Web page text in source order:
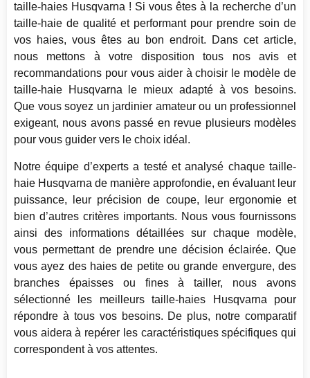
taille-haies Husqvarna ! Si vous êtes à la recherche d’un
taille-haie de qualité et performant pour prendre soin de
vos haies, vous êtes au bon endroit. Dans cet article,
nous mettons à votre disposition tous nos avis et
recommandations pour vous aider à choisir le modèle de
taille-haie Husqvarna le mieux adapté à vos besoins.
Que vous soyez un jardinier amateur ou un professionnel
exigeant, nous avons passé en revue plusieurs modèles
pour vous guider vers le choix idéal.
Notre équipe d’experts a testé et analysé chaque taille-
haie Husqvarna de manière approfondie, en évaluant leur
puissance, leur précision de coupe, leur ergonomie et
bien d’autres critères importants. Nous vous fournissons
ainsi des informations détaillées sur chaque modèle,
vous permettant de prendre une décision éclairée. Que
vous ayez des haies de petite ou grande envergure, des
branches épaisses ou fines à tailler, nous avons
sélectionné les meilleurs taille-haies Husqvarna pour
répondre à tous vos besoins. De plus, notre comparatif
vous aidera à repérer les caractéristiques spécifiques qui
correspondent à vos attentes.